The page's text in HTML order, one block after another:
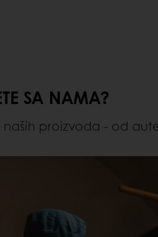
SA NAMA?
proizvoda - od